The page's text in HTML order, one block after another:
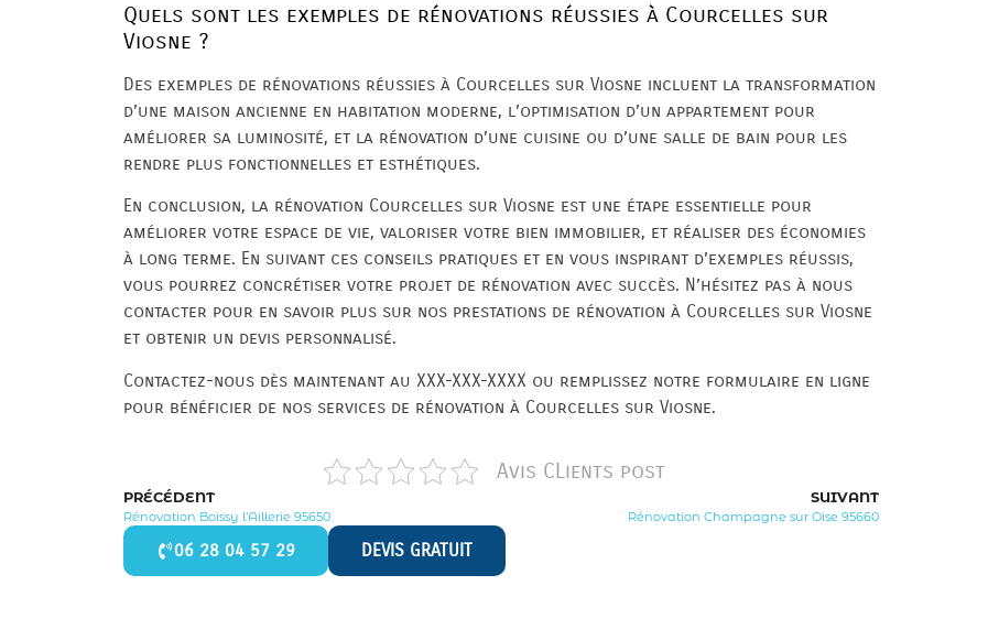
Quels sont les exemples de rénovations réussies à Courcelles sur
Viosne ?
Des exemples de rénovations réussies à Courcelles sur Viosne incluent la transformation
d’une maison ancienne en habitation moderne, l’optimisation d’un appartement pour
améliorer sa luminosité, et la rénovation d’une cuisine ou d’une salle de bain pour les
rendre plus fonctionnelles et esthétiques.
En conclusion, la rénovation Courcelles sur Viosne est une étape essentielle pour
améliorer votre espace de vie, valoriser votre bien immobilier, et réaliser des économies
à long terme. En suivant ces conseils pratiques et en vous inspirant d’exemples réussis,
vous pourrez concrétiser votre projet de rénovation avec succès. N’hésitez pas à nous
contacter pour en savoir plus sur nos prestations de rénovation à Courcelles sur Viosne
et obtenir un devis personnalisé.
Contactez-nous dès maintenant au XXX-XXX-XXXX ou remplissez notre formulaire en ligne
pour bénéficier de nos services de rénovation à Courcelles sur Viosne.
Avis CLients post
PRÉCÉDENT
Rénovation Boissy l’Aillerie 95650
SUIVANT
Rénovation Champagne sur Oise 95660
06 28 04 57 29 DEVIS GRATUIT